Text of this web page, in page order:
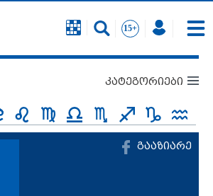
კატეგორიები
გააზიარე